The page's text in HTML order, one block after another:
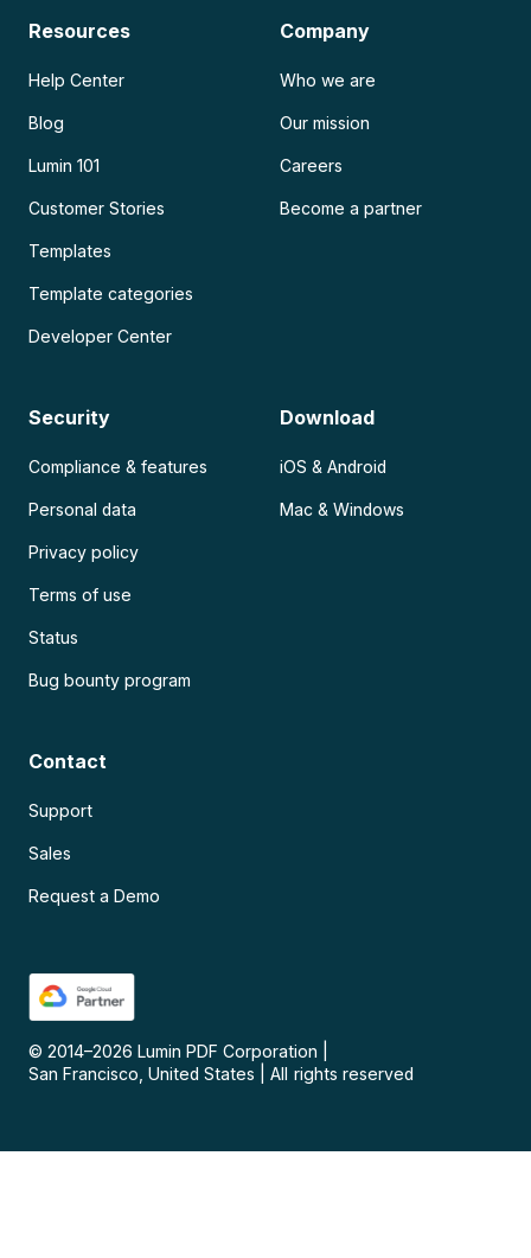
Resources
Help Center
Blog
Lumin 101
Customer Stories
Templates
Template categories
Developer Center
Company
Who we are
Our mission
Careers
Become a partner
Security
Compliance & features
Personal data
Privacy policy
Terms of use
Status
Bug bounty program
Download
iOS & Android
Mac & Windows
Contact
Support
Sales
Request a Demo
© 2014–2026 Lumin PDF Corporation
San Francisco, United States
All rights reserved